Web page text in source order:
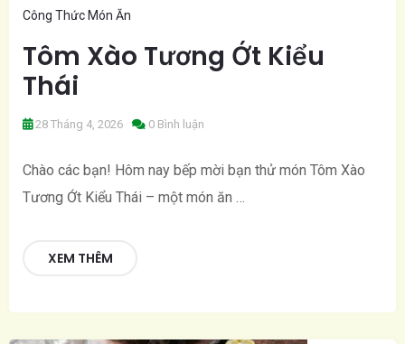
Công Thức Món Ăn
Tôm Xào Tương Ớt Kiểu
Thái
28 Tháng 4, 2026 0 Bình luận
Chào các bạn! Hôm nay bếp mời bạn thử món Tôm Xào
Tương Ớt Kiểu Thái – một món ăn …
XEM THÊM